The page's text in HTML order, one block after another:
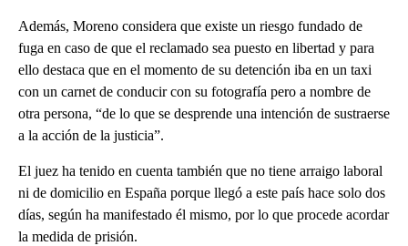
Además, Moreno considera que existe un riesgo fundado de
fuga en caso de que el reclamado sea puesto en libertad y para
ello destaca que en el momento de su detención iba en un taxi
con un carnet de conducir con su fotografía pero a nombre de
otra persona, “de lo que se desprende una intención de sustraerse
a la acción de la justicia”.
El juez ha tenido en cuenta también que no tiene arraigo laboral
ni de domicilio en España porque llegó a este país hace solo dos
días, según ha manifestado él mismo, por lo que procede acordar
la medida de prisión.